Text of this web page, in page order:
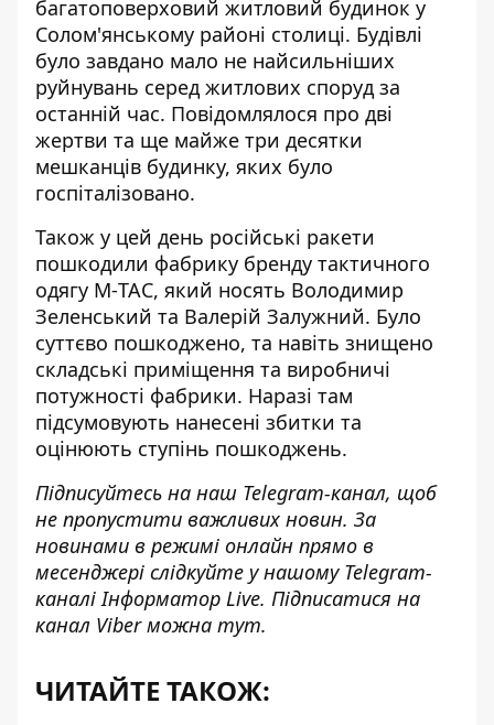
багатоповерховий житловий будинок у
Солом'янському районі столиці. Будівлі
було завдано мало не найсильніших
руйнувань серед житлових споруд за
останній час. Повідомлялося про дві
жертви та ще майже три десятки
мешканців будинку, яких було
госпіталізовано.
Також у цей день російські ракети
пошкодили фабрику бренду тактичного
одягу M‑TAC, який носять Володимир
Зеленський та Валерій Залужний. Було
суттєво пошкоджено, та навіть знищено
складські приміщення та виробничі
потужності фабрики. Наразі там
підсумовують нанесені збитки та
оцінюють ступінь пошкоджень.
Підписуйтесь на наш Telegram-канал, щоб
не пропустити важливих новин. За
новинами в режимі онлайн прямо в
месенджері слідкуйте у нашому Telegram-
каналіІнформатор Live. Підписатися на
канал Viber можна тут.
ЧИТАЙТЕ ТАКОЖ: